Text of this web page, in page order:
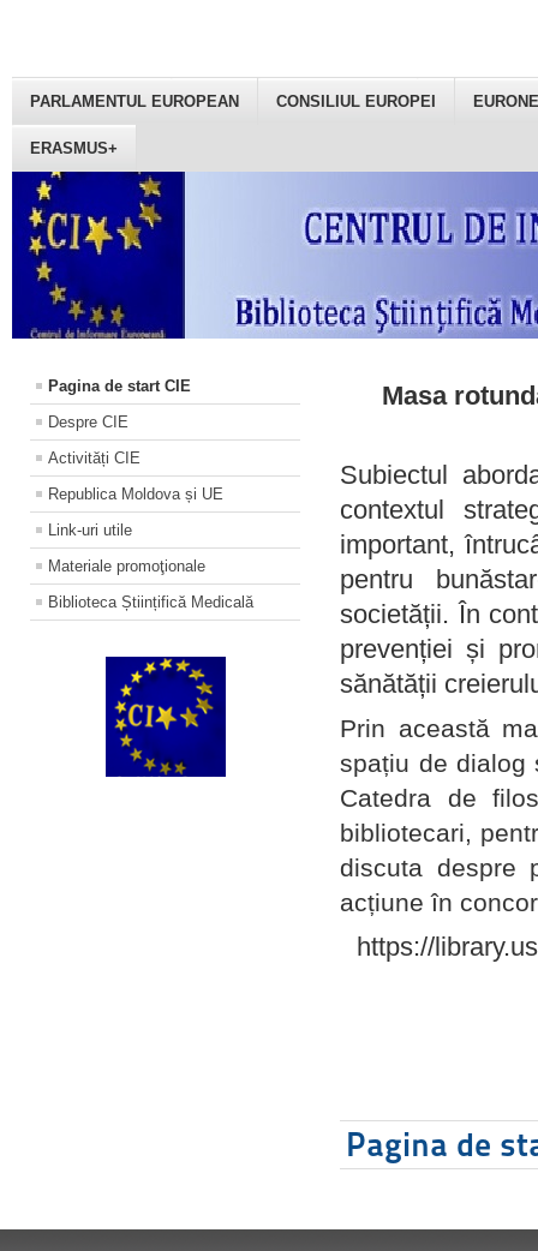
PARLAMENTUL EUROPEAN CONSILIUL EUROPEI
ERASMUS+
Pagina de start CIE
Despre CIE
Activități CIE
Republica Moldova și UE
Link-uri utile
Materiale promoţionale
Biblioteca Științifică Medicală
Masa
Subiectul
contextul
important,
pentru
societății. În
prevenției și
sănătății
Prin această
spațiu de dialog
Catedra de
bibliotecari,
discuta despre
acțiune în
https://
Pagina de